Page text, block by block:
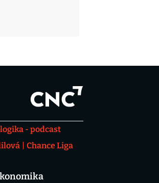
- podcast
Chance Liga